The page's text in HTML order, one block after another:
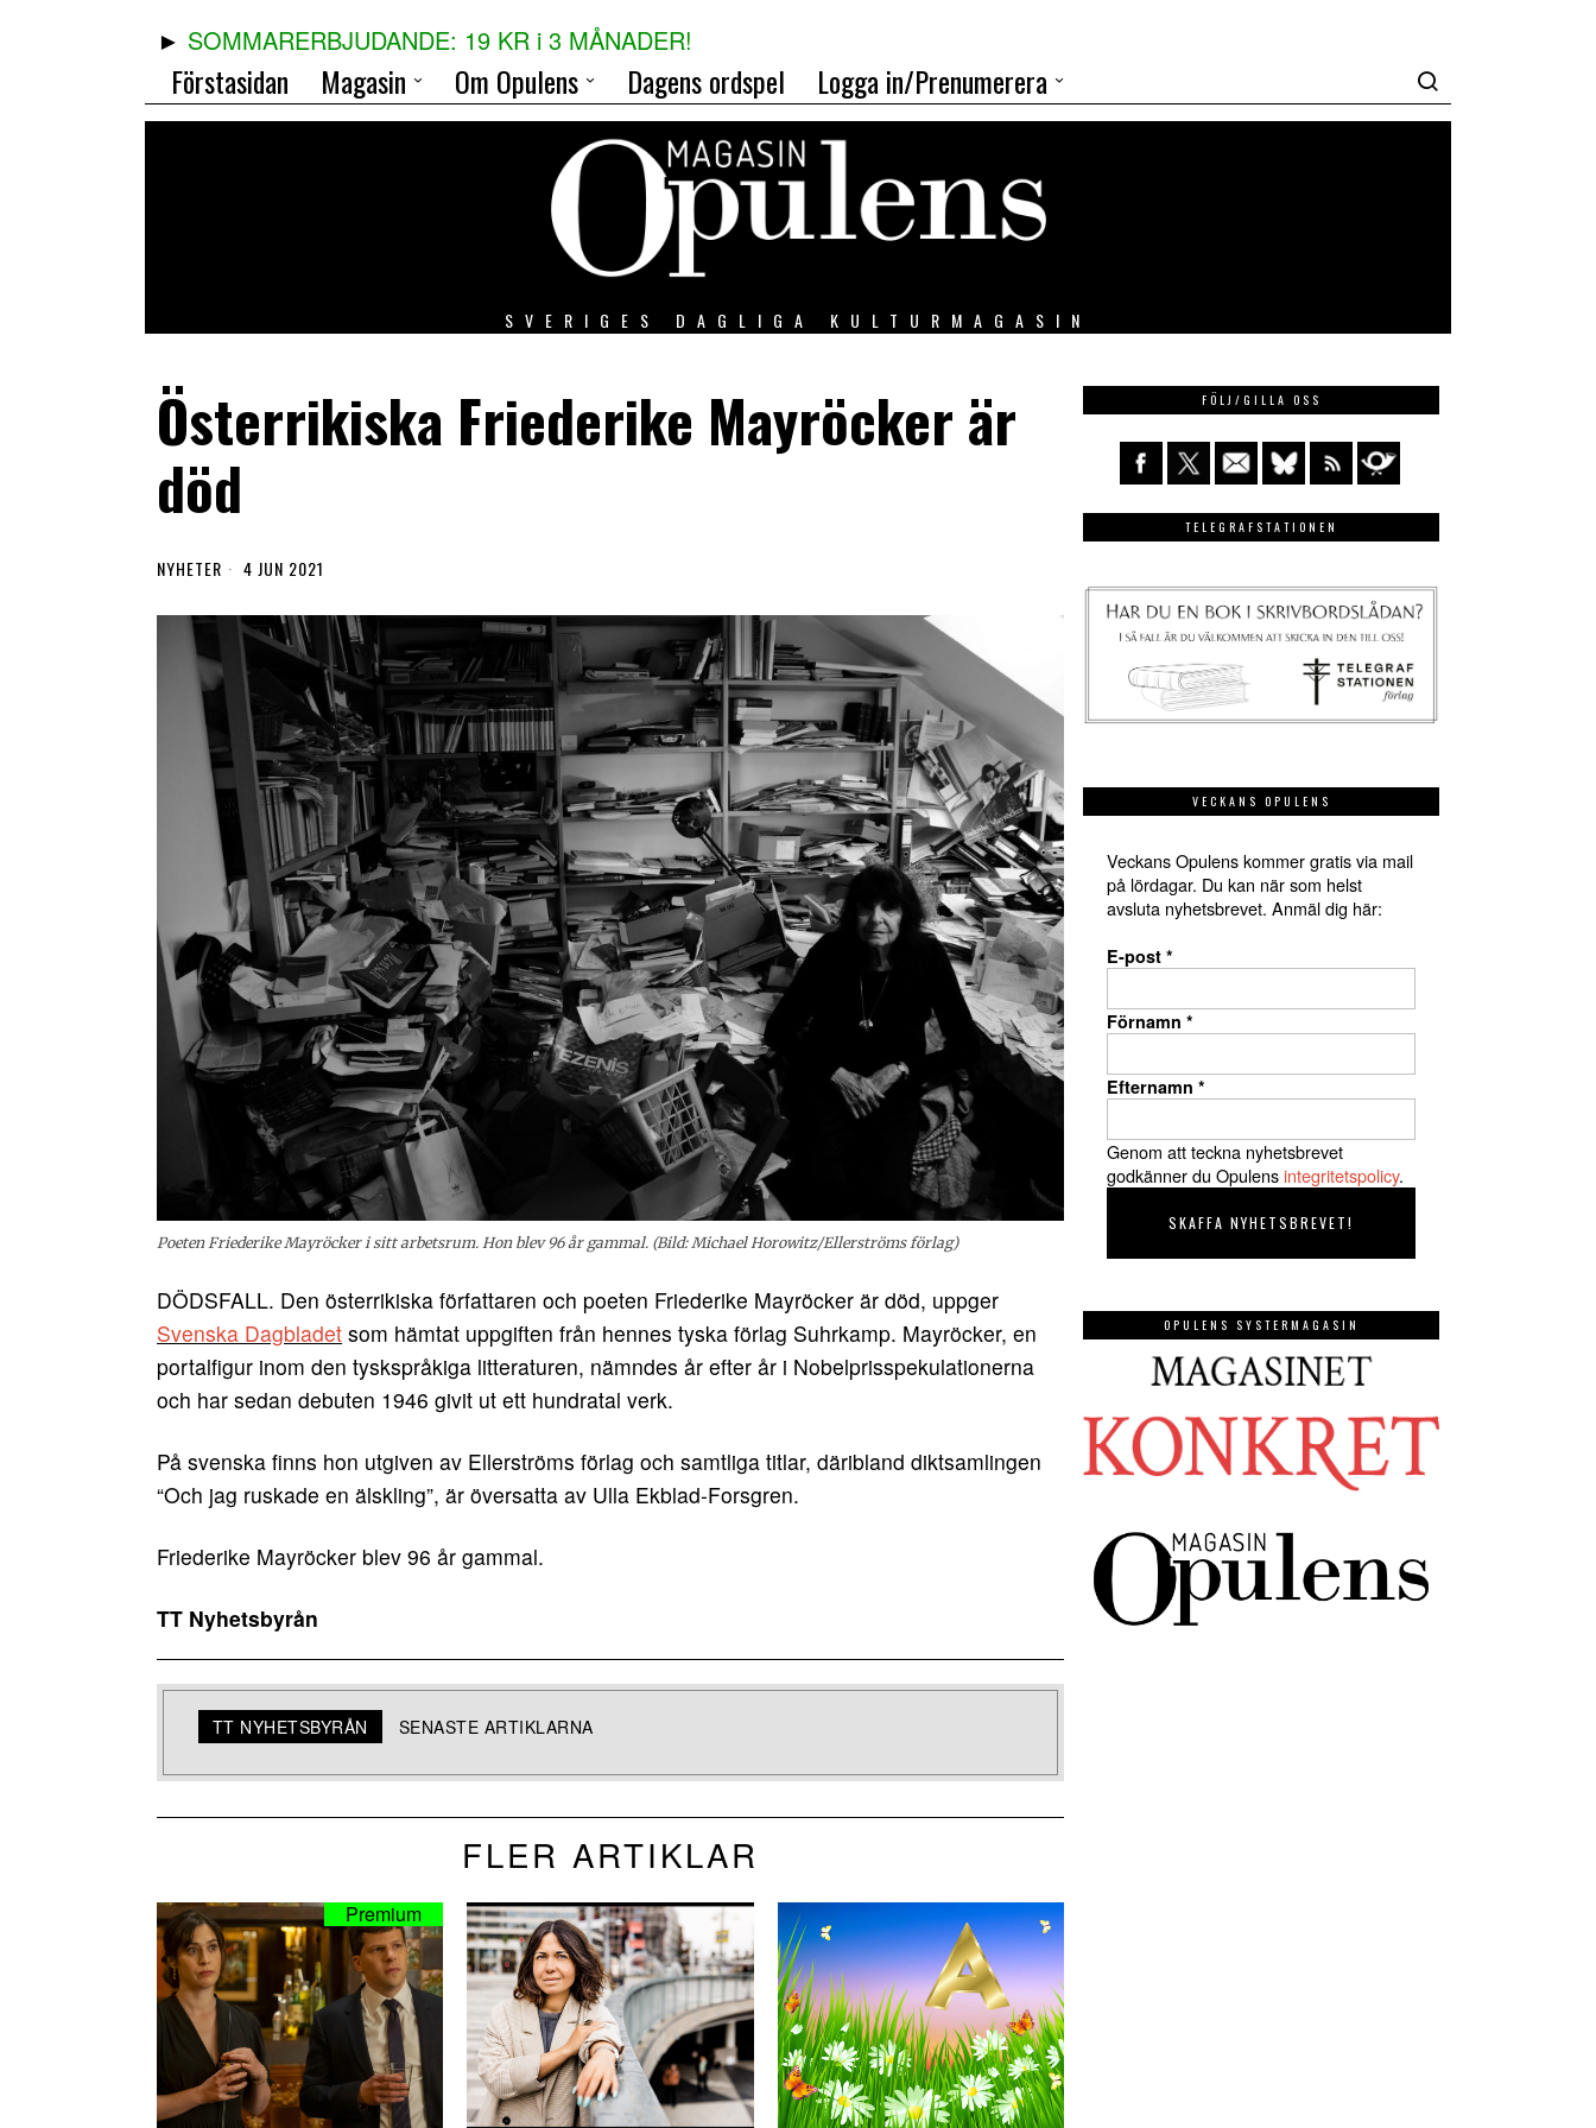
SOMMARERBJUDANDE: 19 KR i 3 MÅNADER!
Förstasidan Magasin Om Opulens Dagens ordspel Logga in/Prenumerera
SVERIGES DAGLIGA KULTURMAGASIN
Österrikiska Friederike Mayröcker är
död
NYHETER 4 JUN 2021
Poeten Friederike Mayröcker i sitt arbetsrum. Hon blev 96 år gammal. (Bild: Michael Horowitz/Ellerströms förlag)
DÖDSFALL. Den österrikiska författaren och poeten Friederike Mayröcker är död, uppger
Svenska Dagbladet som hämtat uppgiften från hennes tyska förlag Suhrkamp. Mayröcker, en
portalfigur inom den tyskspråkiga litteraturen, nämndes år efter år i Nobelprisspekulationerna
och har sedan debuten 1946 givit ut ett hundratal verk.
På svenska finns hon utgiven av Ellerströms förlag och samtliga titlar, däribland diktsamlingen
“Och jag ruskade en älskling”, är översatta av Ulla Ekblad-Forsgren.
Friederike Mayröcker blev 96 år gammal.
TT Nyhetsbyrån
TT NYHETSBYRÅN SENASTE ARTIKLARNA
FLER ARTIKLAR
FÖLJ/GILLA OSS
TELEGRAFSTATIONEN
VECKANS OPULENS
Veckans Opulens kommer gratis via mail
på lördagar. Du kan när som helst
avsluta nyhetsbrevet. Anmäl dig här:
E-post *
Förnamn *
Efternamn *
Genom att teckna nyhetsbrevet
godkänner du Opulensintegritetspolicy.
OPULENS SYSTERMAGASIN